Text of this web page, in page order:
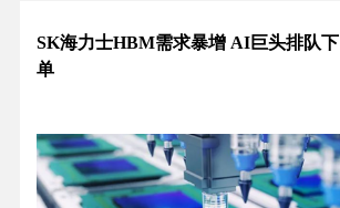
SK海力士HBM需求暴增 AI巨头排队下
单